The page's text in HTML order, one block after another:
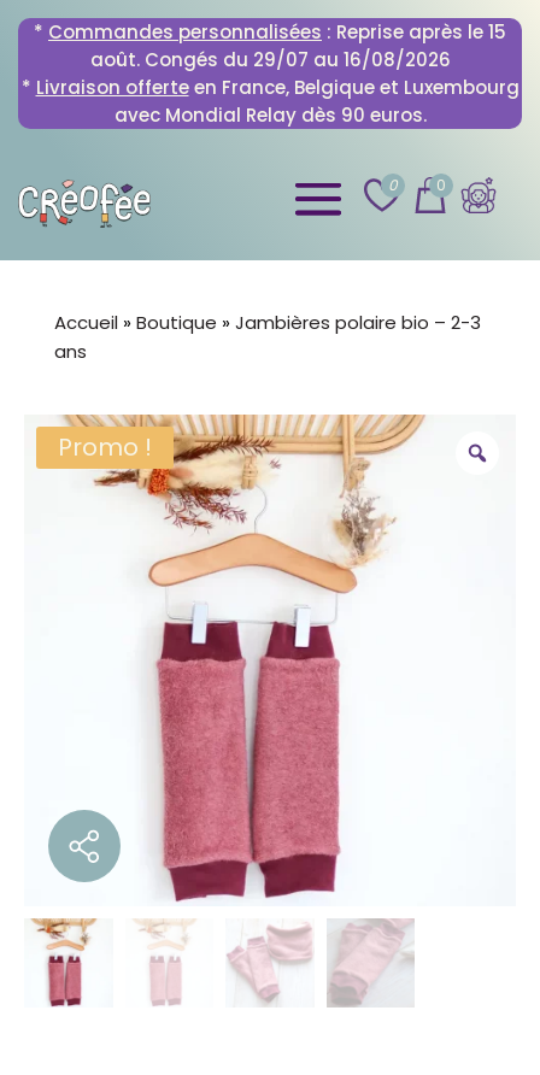
* Commandes personnalisées : Reprise après le 15
août. Congés du 29/07 au 16/08/2026
* Livraison offerteen France, Belgique et Luxembourg
avec Mondial Relay dès 90 euros.
0 0
Accueil»Boutique »Jambières polaire bio – 2-3
ans
Promo !